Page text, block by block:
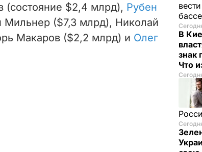
$2,4 млрд), Рубен
($7,3 млрд), Николай
Макаров ($2,2 млрд) и Олег
В
знак
Что